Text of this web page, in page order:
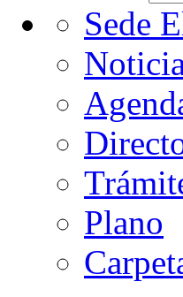
Sede
Plano